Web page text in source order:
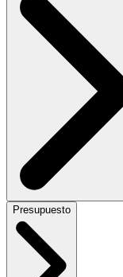
Presupuesto